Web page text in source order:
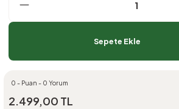
Sepete Ekle
0 - Puan - 0 Yorum
2.499,00 TL